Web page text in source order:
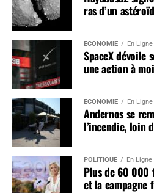
ras d’un
ÉCONOMIE En
SpaceX dévoile
une action à
ÉCONOMIE En
Andernos se
l’incendie, loin
POLITIQUE En
Plus de 60 000
et la campagne